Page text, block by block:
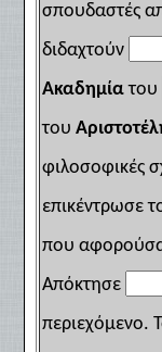
σπουδαστές
διδαχτούν
Ακαδημίατου
του
φιλοσοφικές
επικέντρωσε
που
Απόκτησε
περιεχόμενο.